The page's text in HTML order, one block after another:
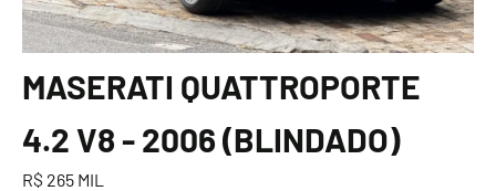
MASERATI QUATTROPORTE
4.2 V8 - 2006 (BLINDADO)
R$ 265 MIL